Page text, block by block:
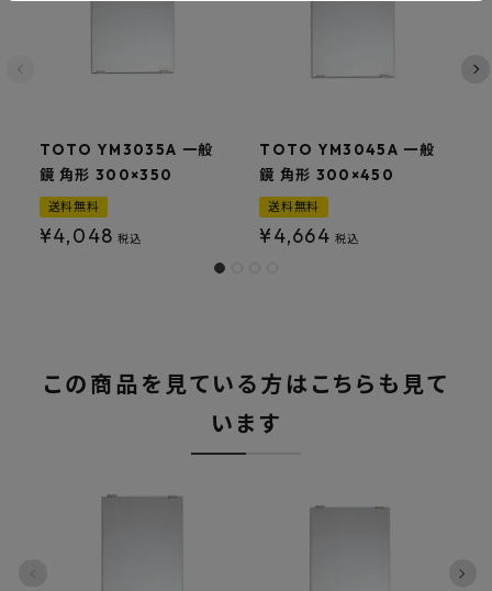
TOTO YM3035A 一般
鏡 角形 300×350
送料無料
¥4,048 税込
TOTO YM3045A 一般
鏡 角形 300×450
送料無料
¥4,664 税込
この商品を見ている方はこちらも見て
います